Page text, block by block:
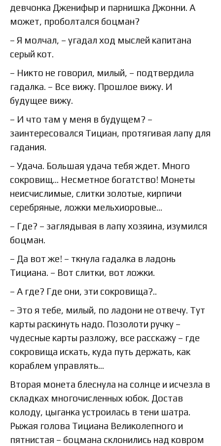
девчонка Дженифыр и парнишка Джонни. А
может, проболтался боцман?
– Я молчал, – угадал ход мыслей капитана
серый кот.
– Никто не говорил, милый, – подтвердила
гадалка. – Все вижу. Прошлое вижу. И
будущее вижу.
– И что там у меня в будущем? –
заинтересовался Тициан, протягивая лапу для
гадания.
– Удача. Большая удача тебя ждет. Много
сокровищ… Несметное богатство! Монеты
неисчислимые, слитки золотые, кирпичи
серебряные, ложки мельхиоровые…
– Где? – заглядывая в лапу хозяина, изумился
боцман.
– Да вот же! – ткнула гадалка в ладонь
Тициана. – Вот слитки, вот ложки.
– А где? Где они, эти сокровища?..
– Это я тебе, милый, по ладони не отвечу. Тут
карты раскинуть надо. Позолоти ручку –
чудесные карты разложу, все расскажу – где
сокровища искать, куда путь держать, как
кораблем управлять…
Вторая монета блеснула на солнце и исчезла в
складках многочисленных юбок. Достав
колоду, цыганка устроилась в тени шатра.
Рыжая голова Тициана Великолепного и
пятнистая – боцмана склонились над ковром